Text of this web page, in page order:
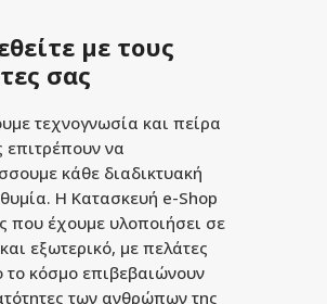
με τους
σας
τεχνογνωσία και πείρα
να
κάθε διαδικτυακή
H Κατασκευή e-Shop
που έχουμε υλοποιήσει σε
εξωτερικό, με πελάτες
το κόσμο επιβεβαιώνουν
των ανθρώπων της